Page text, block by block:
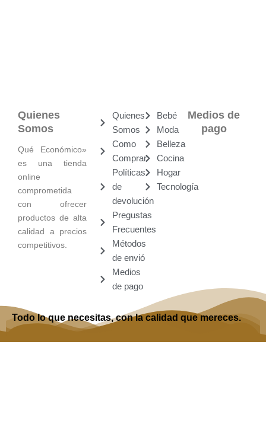
Quienes
Somos
Qué Económico»
es una tienda
online
comprometida
con ofrecer
productos de alta
calidad a precios
competitivos.
Quienes
Somos
Como
Comprar
Políticas
de
devolución
Pregustas
Frecuentes
Métodos
de envió
Medios
de pago
Bebé
Moda
Belleza
Cocina
Hogar
Tecnología
Medios de
pago
Todo lo que necesitas, con la calidad que mereces.